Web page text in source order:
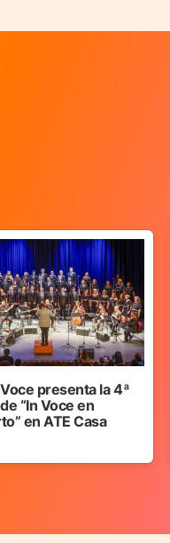
presenta la 4ª
“In Voce en
en ATE Casa